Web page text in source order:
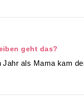
geht das?
Jahr als Mama kam